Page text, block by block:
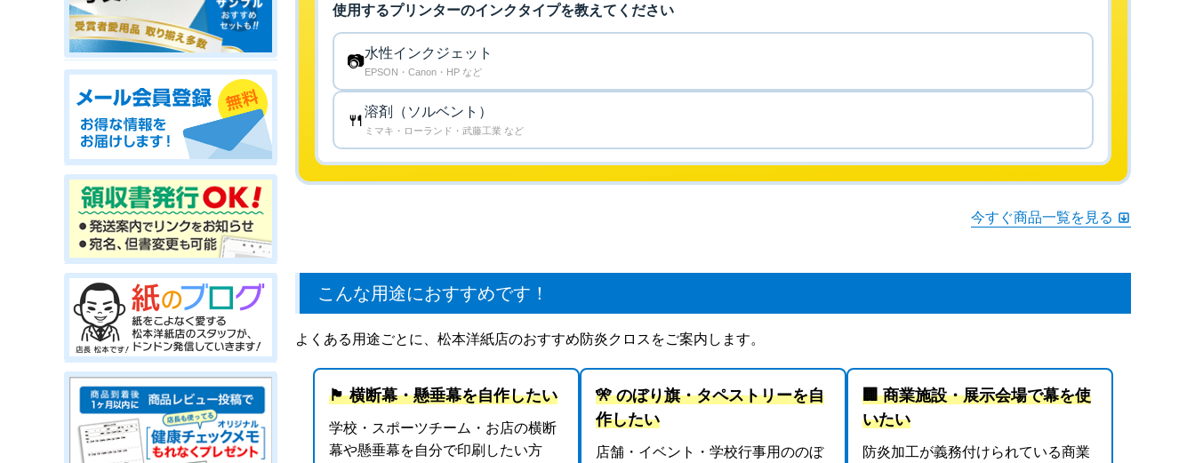
使用するプリンターのインクタイプを教えてください
📷水性インクジェット
EPSON・Canon・HP など
🍴溶剤（ソルベント）
ミマキ・ローランド・武藤工業 など
今すぐ商品一覧を見る
こんな用途におすすめです！
よくある用途ごとに、松本洋紙店のおすすめ防炎クロスをご案内します。
🏴 横断幕・懸垂幕を自作したい
学校・スポーツチーム・お店の横断
幕や懸垂幕を自分で印刷したい方
🎌 のぼり旗・タペストリーを自
作したい
店舗・イベント・学校行事用ののぼ
🏢 商業施設・展示会場で幕を使
いたい
防炎加工が義務付けられている商業